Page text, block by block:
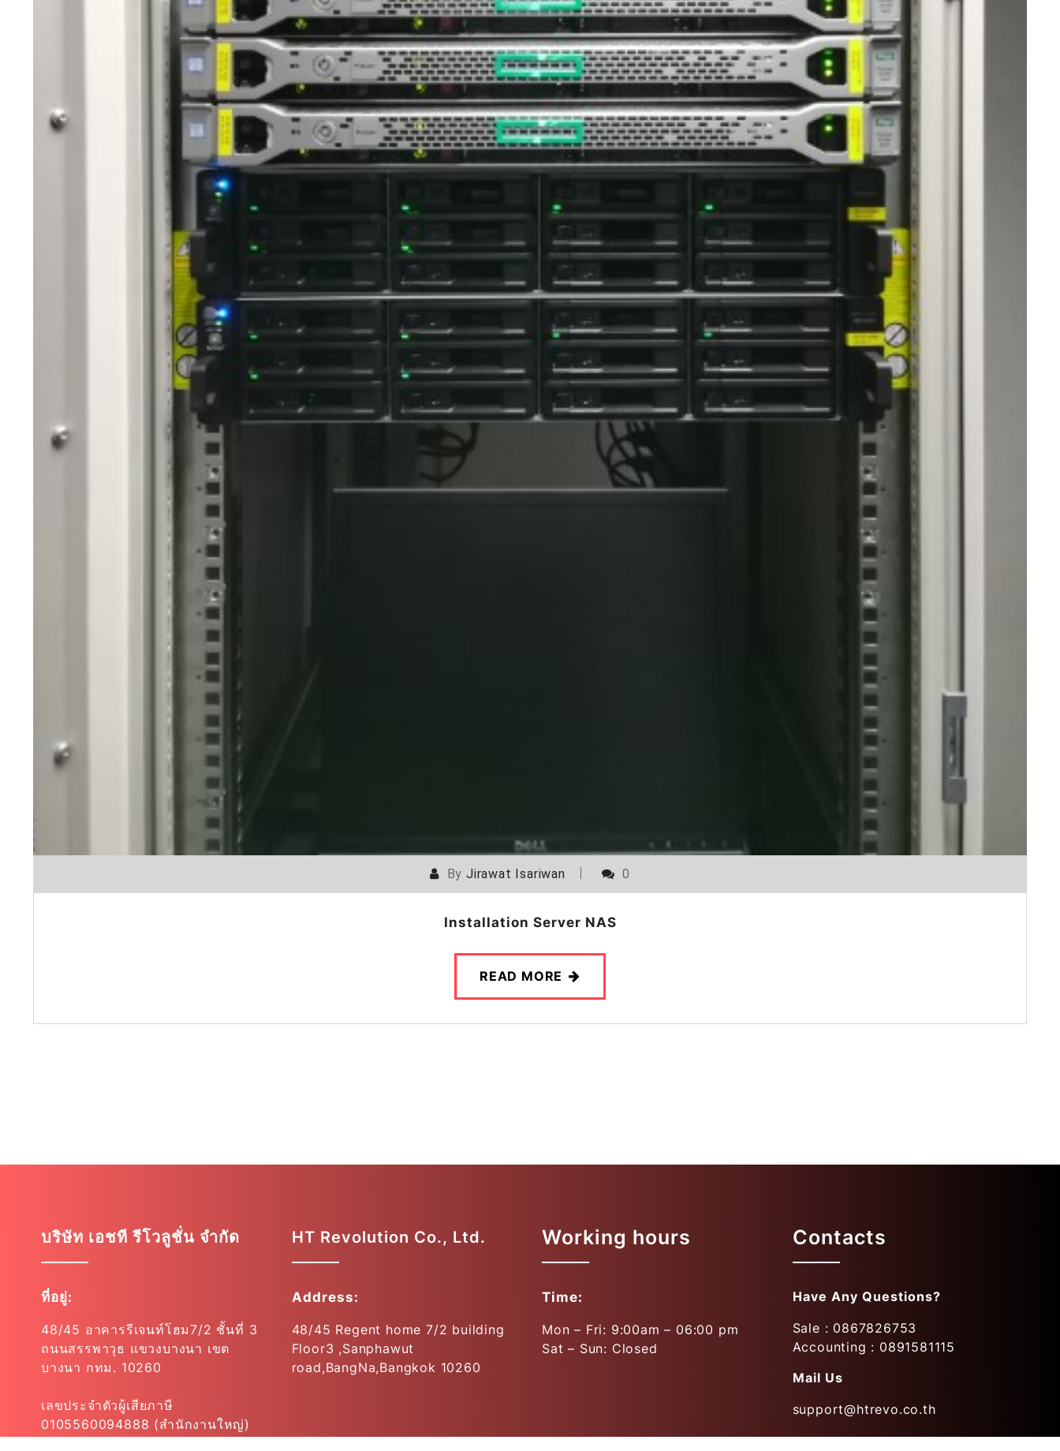
By Jirawat Isariwan 0
Installation Server NAS
READ MORE
บริษัท เอชที รีโวลูชั่น จำกัด
ที่อยู่:
48/45 อาคารรีเจนท์โฮม7/2 ชั้นที่ 3
ถนนสรรพาวุธ แขวงบางนา เขต
บางนา กทม. 10260
เลขประจำตัวผู้เสียภาษี
0105560094888 (สำนักงานใหญ่)
HT Revolution Co., Ltd.
Address:
48/45 Regent home 7/2 building
Floor3 ,Sanphawut
road,BangNa,Bangkok 10260
Working hours
Time:
Mon – Fri: 9:00am – 06:00 pm
Sat – Sun: Closed
Contacts
Have Any Questions?
Sale : 0867826753
Accounting : 0891581115
Mail Us
support@htrevo.co.th